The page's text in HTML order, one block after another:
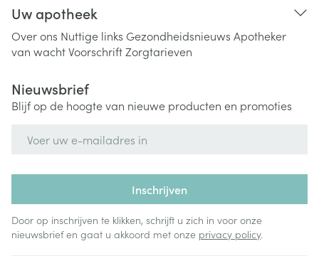
Uw apotheek
Over ons Nuttige links Gezondheidsnieuws Apotheker
van wachtVoorschriftZorgtarieven
Nieuwsbrief
Blijf op de hoogte van nieuwe producten en promoties
Inschrijven
Door op inschrijven te klikken, schrijft u zich in voor onze
nieuwsbrief en gaat u akkoord met onze privacy policy.